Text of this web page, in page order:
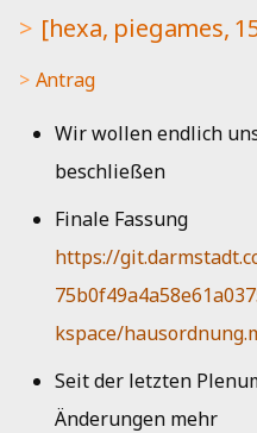
Musik
Netzwerk
Shells
Single Sign-On
Strom
ausleihen für CSD
Antrag
Entscheidung
[grog_nozzle 5'] Antrag
auf Schließrechte
Aussprache
Jahresbericht 2019
Aktivitätenbericht 2018
Aktivitätenbericht 2016
Aktivitätenbericht 2015
Aktivitätenbericht 2014
Jahresbericht 2013
[hexa, piegames,
Antrag
Wir wollen endlich
beschließen
Finale Fassung
https://
kspace/
Seit der letzten
Änderungen mehr